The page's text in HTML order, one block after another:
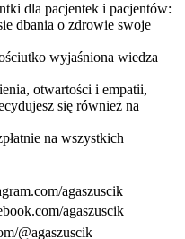
dla pacjentek i pacjentów:
dbania o zdrowie swoje
wyjaśniona wiedza
otwartości i empatii,
się również na
na wszystkich
agaszuscik
agaszuscik
@agaszuscik